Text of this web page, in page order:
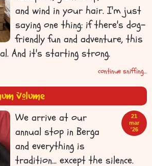
and wind in your hair. I'm just
saying one thing: if there's dog-
friendly fun and adventure, this
And it's starting strong.
continue sniffing...
volume
21
mar
'26
We arrive at our
annual stop in Berga
and everything is
tradition… except the silence.